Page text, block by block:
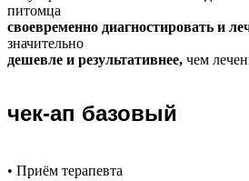
питомца
своевременно диагностировать и
значительно
дешевле и результативнее, чем
чек-ап базовый
• Приём терапевта